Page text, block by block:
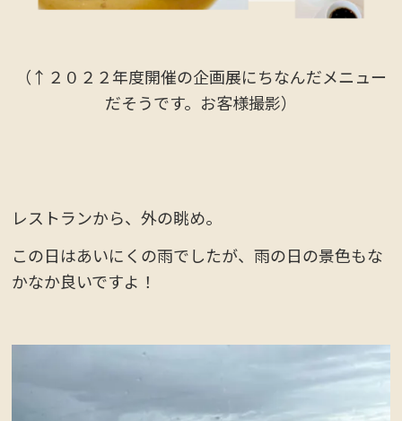
（↑２０２２年度開催の企画展にちなんだメニュー
だそうです。お客様撮影）
レストランから、外の眺め。
この日はあいにくの雨でしたが、雨の日の景色もな
かなか良いですよ！